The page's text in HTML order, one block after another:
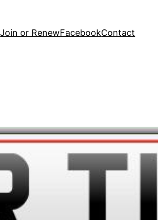
Join or RenewFacebookContact